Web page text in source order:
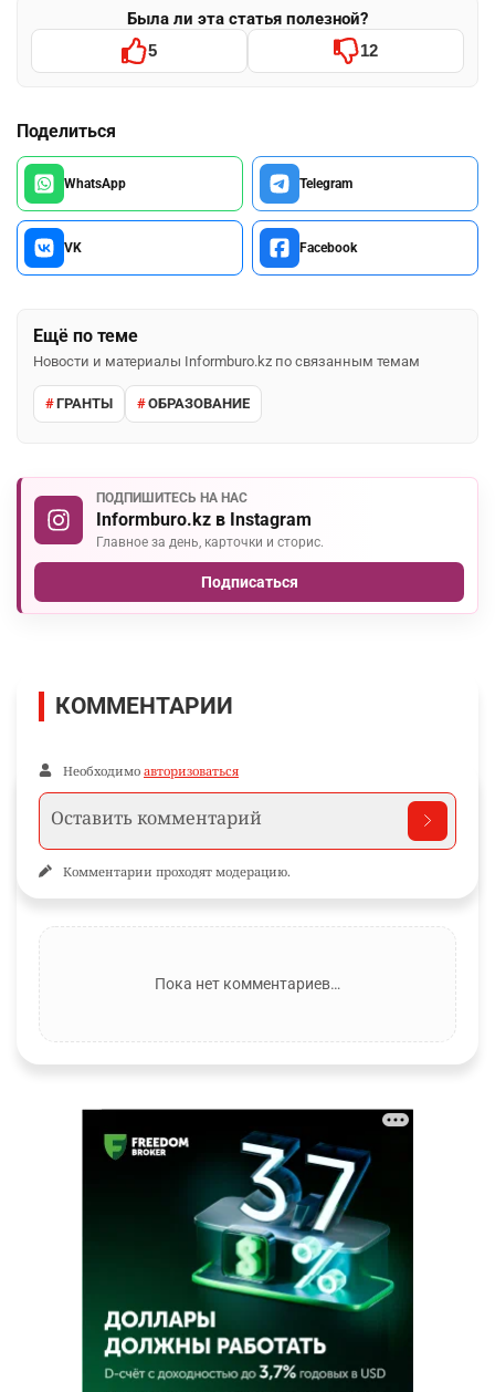
Была ли эта статья полезной?
5 12
Поделиться
WhatsApp Telegram
VK Facebook
Ещё по теме
Новости и материалы Informburo.kz по связанным темам
ГРАНТЫ ОБРАЗОВАНИЕ
ПОДПИШИТЕСЬ НА НАС
Informburo.kz в Instagram
Главное за день, карточки и сторис.
Подписаться
КОММЕНТАРИИ
Необходимо авторизоваться
Комментарии проходят модерацию.
Пока нет комментариев…